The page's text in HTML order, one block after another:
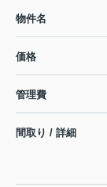
物件名
価格
管理費
間取り / 詳細